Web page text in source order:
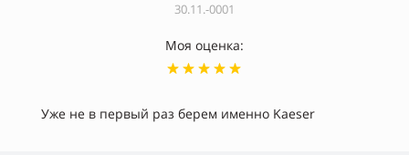
30.11.-0001
Моя оценка:
Уже не в первый раз берем именно Kaeser